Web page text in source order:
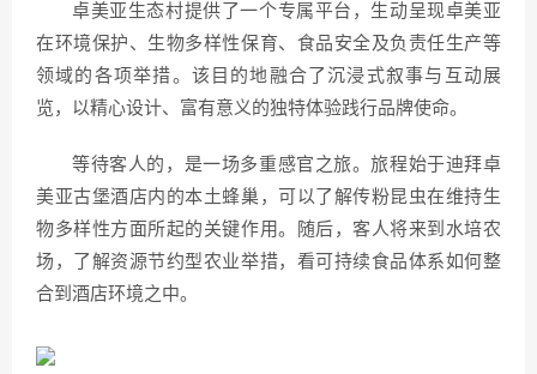
卓美亚生态村提供了一个专属平台，生动呈现卓美亚
在环境保护、生物多样性保育、食品安全及负责任生产等
领域的各项举措。该目的地融合了沉浸式叙事与互动展
览，以精心设计、富有意义的独特体验践行品牌使命。
等待客人的，是一场多重感官之旅。旅程始于迪拜卓
美亚古堡酒店内的本土蜂巢，可以了解传粉昆虫在维持生
物多样性方面所起的关键作用。随后，客人将来到水培农
场，了解资源节约型农业举措，看可持续食品体系如何整
合到酒店环境之中。